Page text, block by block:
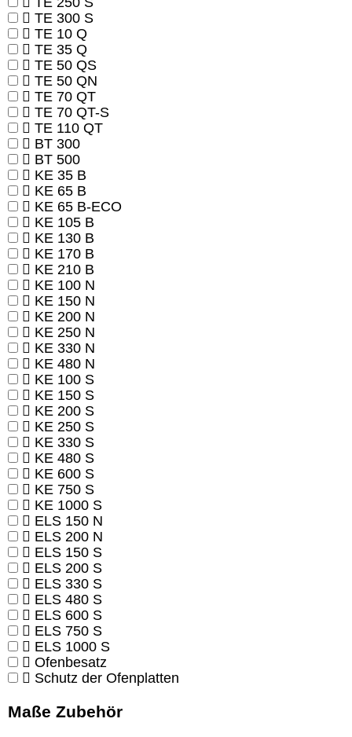
TE 300 S
TE 10 Q
TE 35 Q
TE 50 QS
TE 50 QN
TE 70 QT
TE 70 QT-S
TE 110 QT
BT 300
BT 500
KE 35 B
KE 65 B
KE 65 B-ECO
KE 105 B
KE 130 B
KE 170 B
KE 210 B
KE 100 N
KE 150 N
KE 200 N
KE 250 N
KE 330 N
KE 480 N
KE 100 S
KE 150 S
KE 200 S
KE 250 S
KE 330 S
KE 480 S
KE 600 S
KE 750 S
KE 1000 S
ELS 150 N
ELS 200 N
ELS 150 S
ELS 200 S
ELS 330 S
ELS 480 S
ELS 600 S
ELS 750 S
ELS 1000 S
Ofenbesatz
Schutz der Ofenplatten
Maße Zubehör